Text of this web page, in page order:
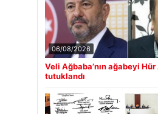
06/08/2026
Veli Ağbaba’nın ağabeyi
tutuklandı